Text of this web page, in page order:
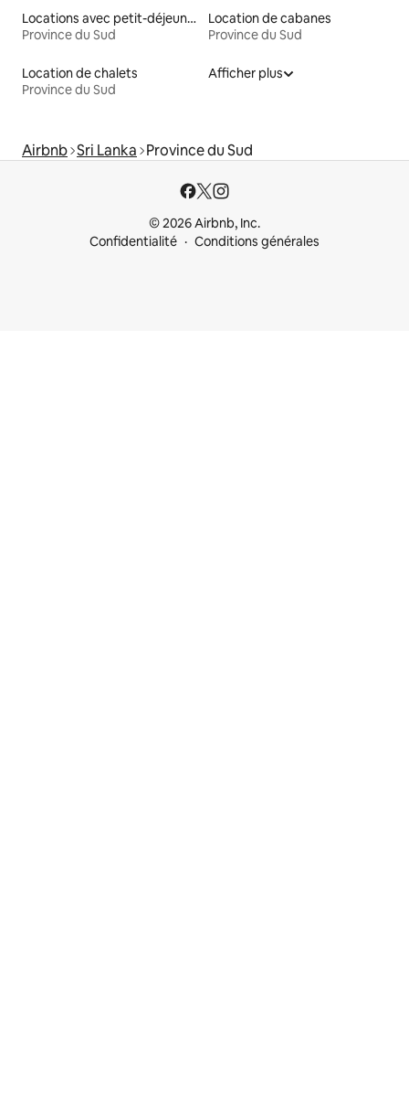
Locations avec petit-déjeuner
Province du Sud
Location de cabanes
Province du Sud
Location de chalets
Province du Sud
Afficher plus
Airbnb Sri Lanka Province du Sud
© 2026 Airbnb, Inc.
Confidentialité
Conditions générales